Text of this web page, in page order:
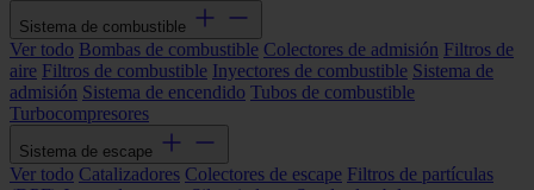
Sistema de combustible
Ver todo Bombas de combustible Colectores de admisión Filtros de
aire Filtros de combustible Inyectores de combustible Sistema de
admisión Sistema de encendido Tubos de combustible
Turbocompresores
Sistema de escape
Ver todo Catalizadores Colectores de escape Filtros de partículas